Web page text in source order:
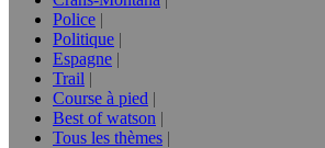
Police
Politique
Espagne
Trail
Course à pied
Best of watson
Tous les thèmes